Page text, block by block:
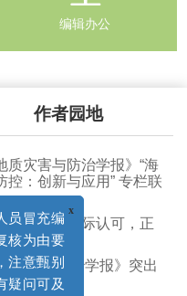
编辑办公
作者园地
质灾害与防治学报》“海
控：创新与应用” 专栏联
报》再获国际认可，正
灾害与防治学报》突出
专家
x
充编
由要
甄别